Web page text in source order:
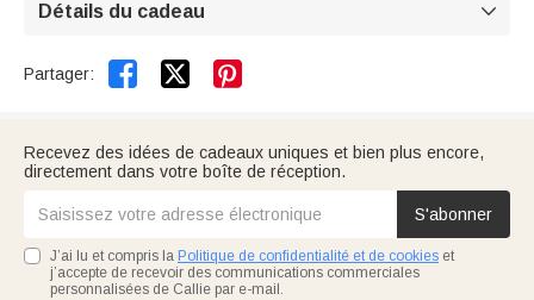
Détails du cadeau 
Partager:  
Recevez des idées de cadeaux uniques et bien plus encore,
directement dans votre boîte de réception.
S'abonner
J’ai lu et compris la Politique de confidentialité et de cookies et
j’accepte de recevoir des communications commerciales
personnalisées de Callie par e-mail.